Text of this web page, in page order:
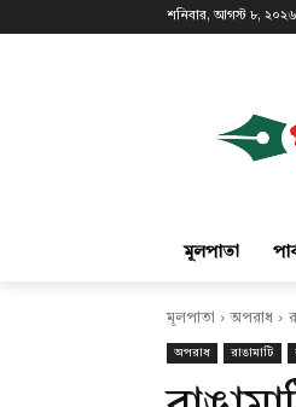
শনিবার, আগস্ট ৮, ২০২৬
মূলপাতা
মূলপাতা অপরাধ
অপরাধ রাঙামাটি